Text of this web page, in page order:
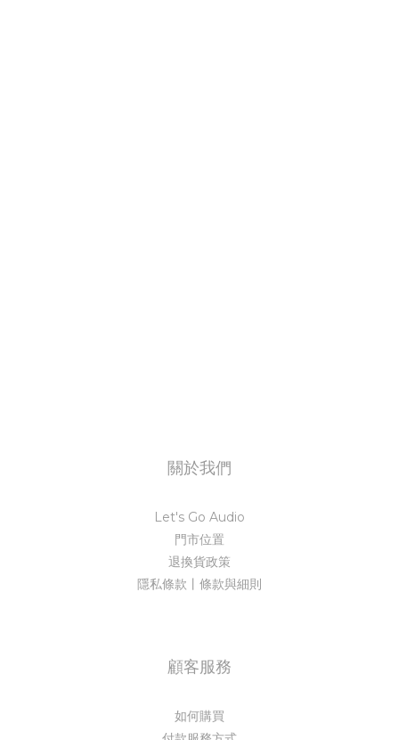
關於我們
Let's Go Audio
門市位置
退換貨政策
隱私條款丨條款與細則
顧客服務
如何購買